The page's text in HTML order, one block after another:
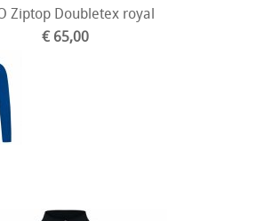
Ziptop Doubletex royal
€ 65,00